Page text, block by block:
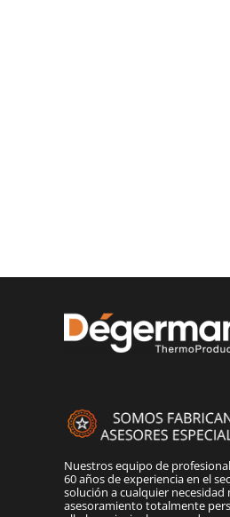
Nuestros equipo de
60 años de experiencia en el
solución a cualquier necesidad
asesoramiento totalmente